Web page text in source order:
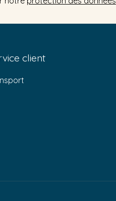
client